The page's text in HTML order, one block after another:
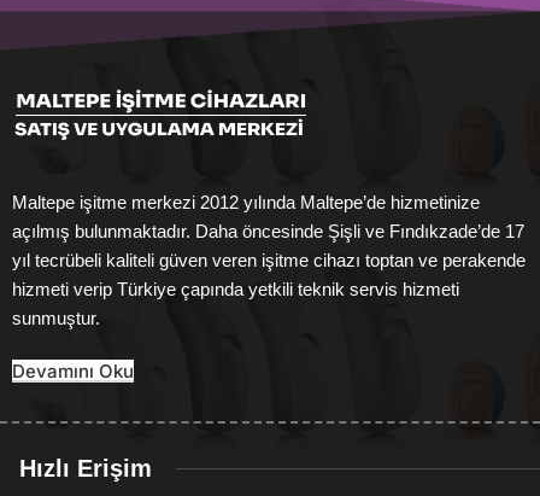
Maltepe işitme merkezi 2012 yılında Maltepe’de hizmetinize
açılmış bulunmaktadır. Daha öncesinde Şişli ve Fındıkzade’de 17
yıl tecrübeli kaliteli güven veren işitme cihazı toptan ve perakende
hizmeti verip Türkiye çapında yetkili teknik servis hizmeti
sunmuştur.
Devamını Oku
Hızlı Erişim